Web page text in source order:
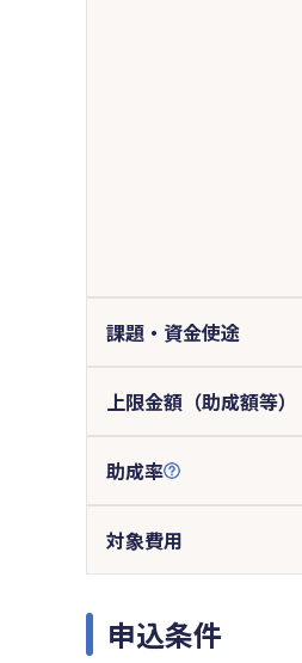
課題・資金使途
上限金額（助成額等）
助成率
対象費用
申込条件